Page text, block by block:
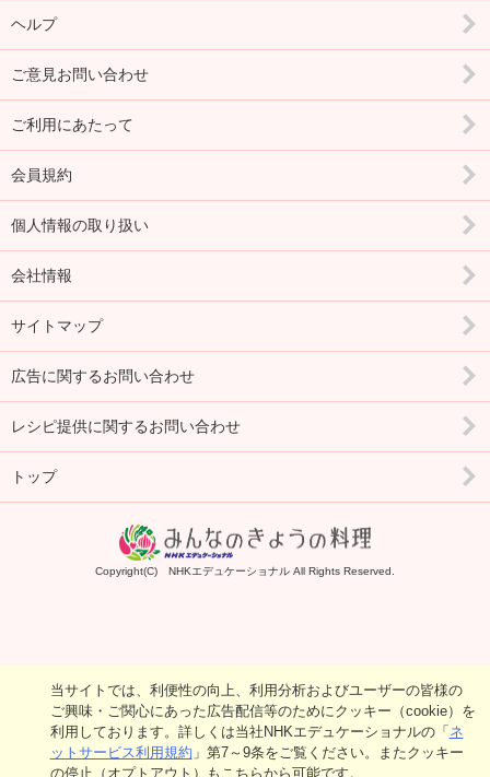
ヘルプ
ご意見お問い合わせ
ご利用にあたって
会員規約
個人情報の取り扱い
会社情報
サイトマップ
広告に関するお問い合わせ
レシピ提供に関するお問い合わせ
トップ
Copyright(C) NHKエデュケーショナル All Rights Reserved.
当サイトでは、利便性の向上、利用分析およびユーザーの皆様の
ご興味・ご関心にあった広告配信等のためにクッキー（cookie）を
利用しております。詳しくは当社NHKエデュケーショナルの「 ネ
ットサービス利用規約 」第7～9条をご覧ください。またクッキー
の停止（オプトアウト）もこちらから可能です。